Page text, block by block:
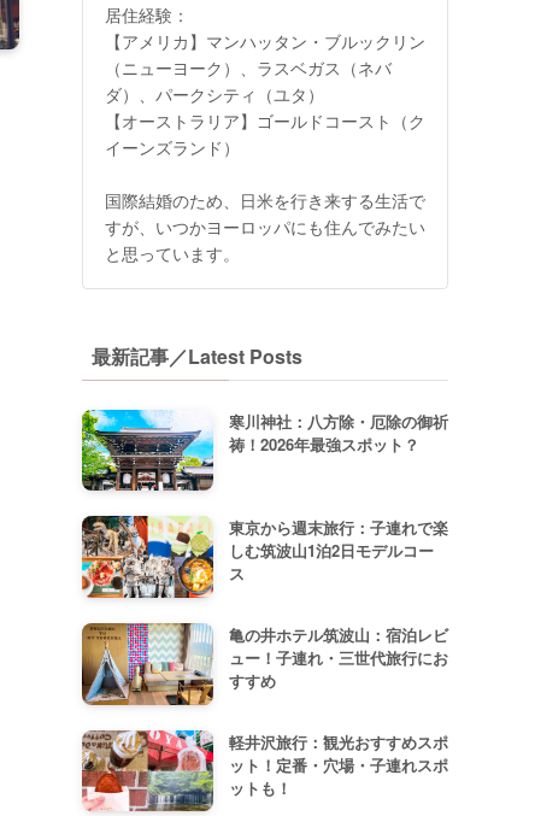
居住経験：
【アメリカ】マンハッタン・ブルックリン
（ニューヨーク）、ラスベガス（ネバ
ダ）、パークシティ（ユタ）
【オーストラリア】ゴールドコースト（ク
イーンズランド）
国際結婚のため、日米を行き来する生活で
すが、いつかヨーロッパにも住んでみたい
と思っています。
最新記事／Latest Posts
寒川神社：八方除・厄除の御祈
祷！2026年最強スポット？
東京から週末旅行：子連れで楽
しむ筑波山1泊2日モデルコー
ス
亀の井ホテル筑波山：宿泊レビ
ュー！子連れ・三世代旅行にお
すすめ
軽井沢旅行：観光おすすめスポ
ット！定番・穴場・子連れスポ
ットも！